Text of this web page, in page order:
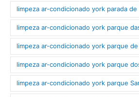
limpeza ar-condicionado york parada de
limpeza ar-condicionado york parque
limpeza ar-condicionado york parque
limpeza ar-condicionado york parque
limpeza ar-condicionado york parque